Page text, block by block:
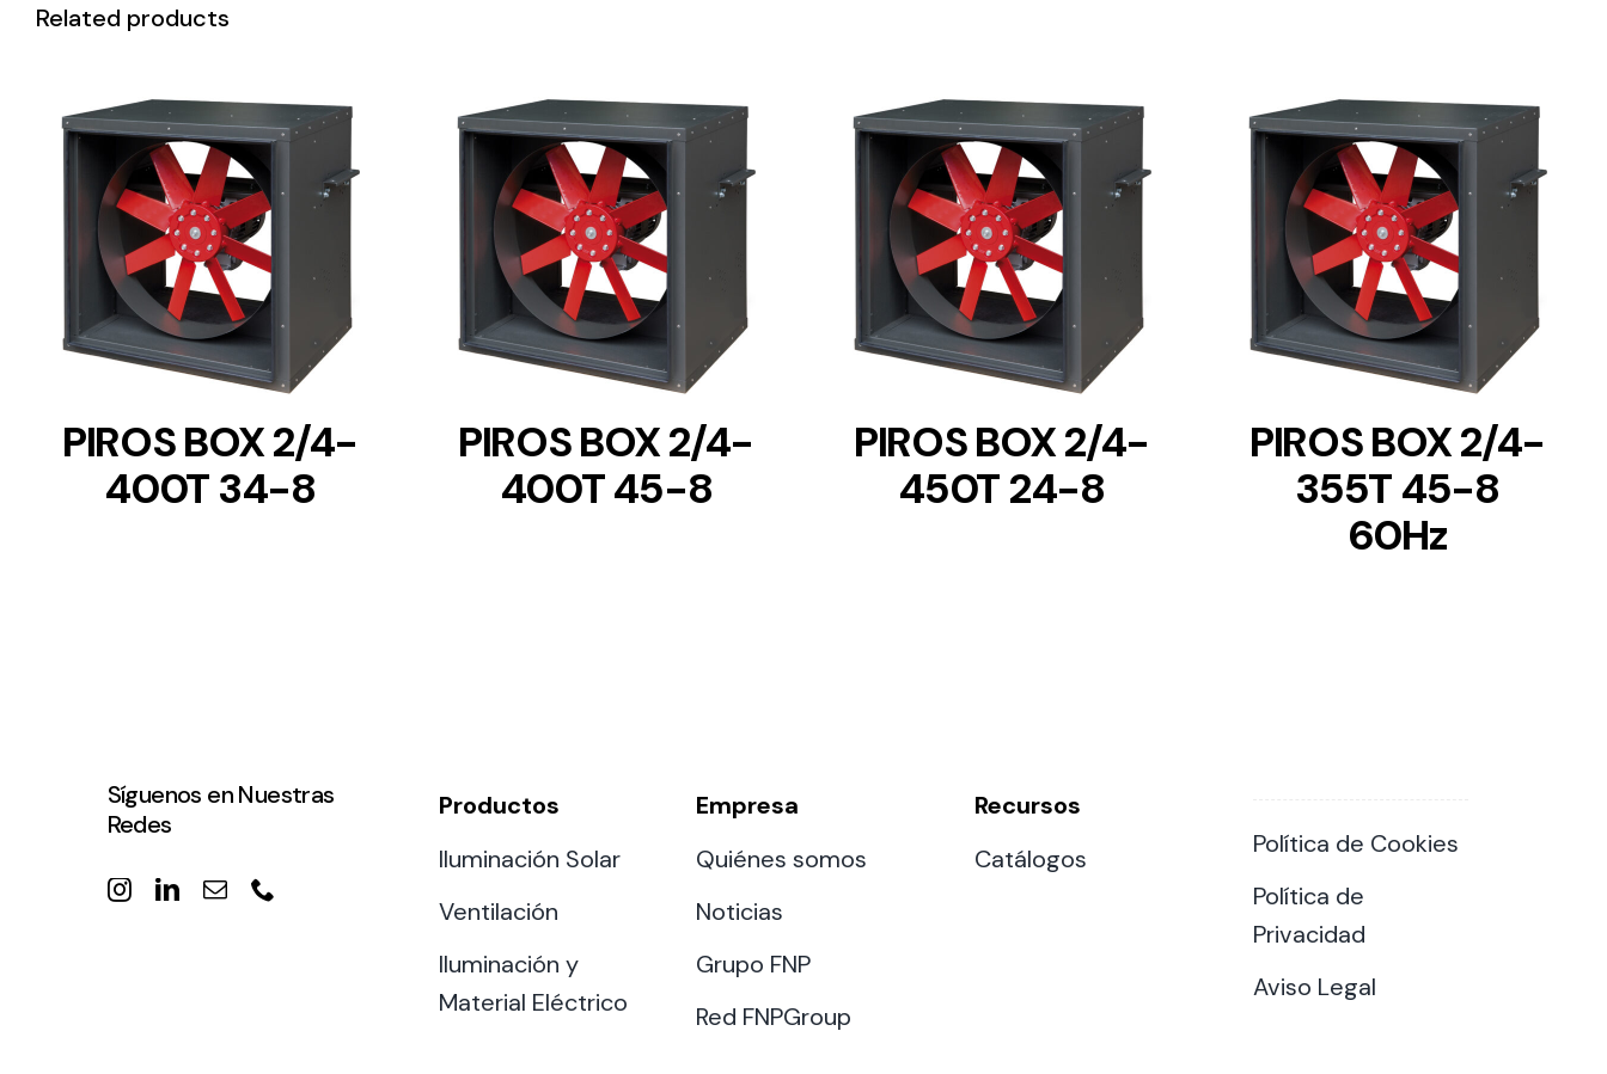
Related products
DETAILS
PIROS BOX 2/4-
400T 34-8
DETAILS
PIROS BOX 2/4-
400T 45-8
DETAILS
PIROS BOX 2/4-
450T 24-8
DETAILS
PIROS BOX 2/4-
355T 45-8
60Hz
Síguenos en Nuestras
Redes
Productos
Iluminación Solar
Ventilación
Iluminación y
Material Eléctrico
Empresa
Quiénes somos
Noticias
Grupo FNP
Red FNPGroup
Recursos
Catálogos
Política de Cookies
Política de
Privacidad
Aviso Legal